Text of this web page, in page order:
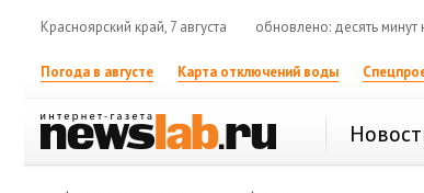
Красноярский край, 7 августа обновлено: десять минут
Погода в августе Карта отключений воды